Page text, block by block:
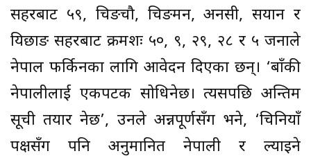
सहरबाट ५९, चिङचौ, चिङमन, अनसी, सयान र
यिछाङ सहरबाट क्रमशः ५०, ९, २९, २८ र ५ जनाले
नेपाल फर्किनका लागि आवेदन दिएका छन्। ‘बाँकी
नेपालीलाई एकपटक सोधिनेछ। त्यसपछि अन्तिम
सूची तयार हुनेछ’, उनले अन्नपूर्णसँग भने, ‘चिनियाँ
पक्षसँग पनि अनुमानित नेपाली र ल्याइने